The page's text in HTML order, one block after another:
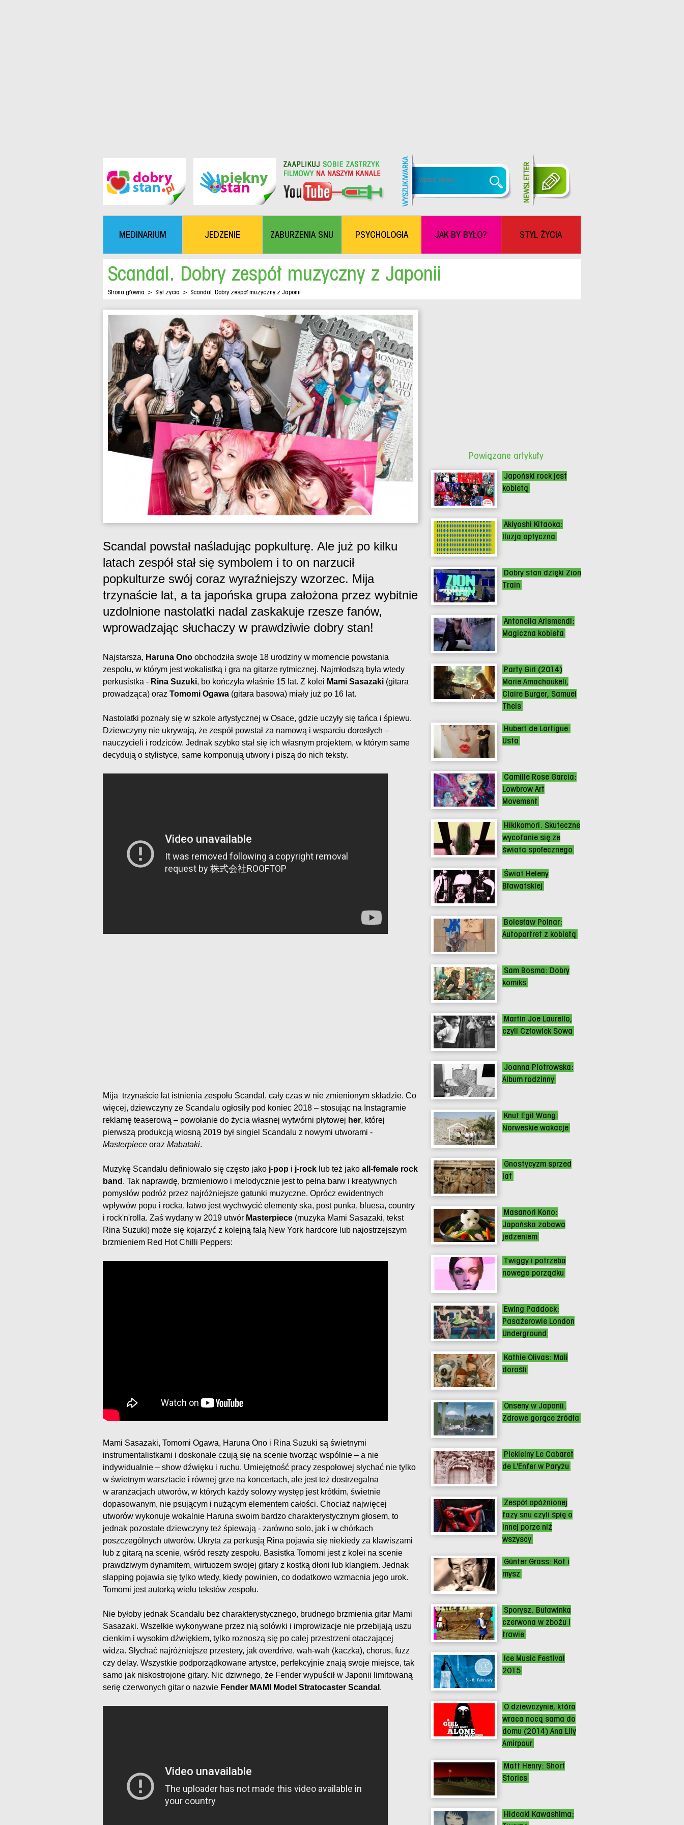
MEDINARIUM JEDZENIE ZABURZENIA SNU PSYCHOLOGIA JAK BY BYŁO? STYL ŻYCIA
Scandal. Dobry zespół muzyczny z Japonii
Strona główna > Styl życia > Scandal. Dobry zespół muzyczny z Japonii
Scandal powstał naśladując popkulturę. Ale już po kilku
latach zespół stał się symbolem i to on narzucił
popkulturze swój coraz wyraźniejszy wzorzec. Mija
trzynaście lat, a ta japońska grupa założona przez wybitnie
uzdolnione nastolatki nadal zaskakuje rzesze fanów,
wprowadzając słuchaczy w prawdziwie dobry stan!
Najstarsza, Haruna Ono obchodziła swoje 18 urodziny w momencie powstania
zespołu, w którym jest wokalistką i gra na gitarze rytmicznej. Najmłodszą była wtedy
perkusistka - Rina Suzuki, bo kończyła właśnie 15 lat. Z kolei Mami Sasazaki (gitara
prowadząca) oraz Tomomi Ogawa (gitara basowa) miały już po 16 lat.
Nastolatki poznały się w szkole artystycznej w Osace, gdzie uczyły się tańca i śpiewu.
Dziewczyny nie ukrywają, że zespół powstał za namową i wsparciu dorosłych –
nauczycieli i rodziców. Jednak szybko stał się ich własnym projektem, w którym same
decydują o stylistyce, same komponują utwory i piszą do nich teksty.
Mija trzynaście lat istnienia zespołu Scandal, cały czas w nie zmienionym składzie. Co
więcej, dziewczyny ze Scandalu ogłosiły pod koniec 2018 – stosując na Instagramie
reklamę teaserową – powołanie do życia własnej wytwórni płytowej her, której
pierwszą produkcją wiosną 2019 był singiel Scandalu z nowymi utworami -
Masterpiece oraz Mabataki.
Muzykę Scandalu definiowało się często jako j-pop i j-rock lub też jako all-female rock
band . Tak naprawdę, brzmieniowo i melodycznie jest to pełna barw i kreatywnych
pomysłów podróż przez najróżniejsze gatunki muzyczne. Oprócz ewidentnych
wpływów popu i rocka, łatwo jest wychwycić elementy ska, post punka, bluesa, country
i rock'n'rolla. Zaś wydany w 2019 utwór Masterpiece (muzyka Mami Sasazaki, tekst
Rina Suzuki) może się kojarzyć z kolejną falą New York hardcore lub najostrzejszym
brzmieniem Red Hot Chilli Peppers:
Mami Sasazaki, Tomomi Ogawa, Haruna Ono i Rina Suzuki są świetnymi
instrumentalistkami i doskonale czują się na scenie tworząc wspólnie – a nie
indywidualnie – show dźwięku i ruchu. Umiejętność pracy zespołowej słychać nie tylko
w świetnym warsztacie i równej grze na koncertach, ale jest też dostrzegalna
w aranżacjach utworów, w których każdy solowy występ jest krótkim, świetnie
dopasowanym, nie psującym i nużącym elementem całości. Chociaż najwięcej
utworów wykonuje wokalnie Haruna swoim bardzo charakterystycznym głosem, to
jednak pozostałe dziewczyny też śpiewają - zarówno solo, jak i w chórkach
poszczególnych utworów. Ukryta za perkusją Rina pojawia się niekiedy za klawiszami
lub z gitarą na scenie, wśród reszty zespołu. Basistka Tomomi jest z kolei na scenie
prawdziwym dynamitem, wirtuozem swojej gitary z kostką dłoni lub klangiem. Jednak
slapping pojawia się tylko wtedy, kiedy powinien, co dodatkowo wzmacnia jego urok.
Tomomi jest autorką wielu tekstów zespołu.
Nie byłoby jednak Scandalu bez charakterystycznego, brudnego brzmienia gitar Mami
Sasazaki. Wszelkie wykonywane przez nią solówki i improwizacje nie przebijają uszu
cienkim i wysokim dźwiękiem, tylko roznoszą się po całej przestrzeni otaczającej
widza. Słychać najróżniejsze przestery, jak overdrive, wah-wah (kaczka), chorus, fuzz
czy delay. Wszystkie podporządkowane artystce, perfekcyjnie znają swoje miejsce, tak
samo jak niskostrojone gitary. Nic dziwnego, że Fender wypuścił w Japonii limitowaną
serię czerwonych gitar o nazwie Fender MAMI Model Stratocaster Scandal .
Powiązane artykuły
Japoński rock jest
kobietą
Akiyoshi Kitaoka:
Iluzja optyczna
Dobry stan dzięki Zion
Train
Antonella Arismendi:
Magiczna kobieta
Party Girl (2014)
Marie Amachoukeli,
Claire Burger, Samuel
Theis
Hubert de Lartigue:
Usta
Camille Rose Garcia:
Lowbrow Art
Movement
Hikikomori. Skuteczne
wycofanie się ze
świata społecznego
Świat Heleny
Bławatskiej
Bolesław Polnar:
Autoportret z kobietą
Sam Bosma: Dobry
komiks
Martin Joe Laurello,
czyli Człowiek Sowa
Joanna Piotrowska:
Album rodzinny
Knut Egil Wang:
Norweskie wakacje
Gnostycyzm sprzed
lat
Masanori Kono:
Japońska zabawa
jedzeniem
Twiggy i potrzeba
nowego porządku
Ewing Paddock:
Pasażerowie London
Underground
Kathie Olivas: Mali
dorośli
Onseny w Japonii.
Zdrowe gorące źródła
Piekielny Le Cabaret
de L'Enfer w Paryżu
Zespół opóźnionej
fazy snu czyli śpię o
innej porze niż
wszyscy
Günter Grass: Kot i
mysz
Sporysz. Buławinka
czerwona w zbożu i
trawie
Ice Music Festival
2015
O dziewczynie, która
wraca nocą sama do
domu (2014) Ana Lily
Amirpour
Matt Henry: Short
Stories
Hideaki Kawashima: